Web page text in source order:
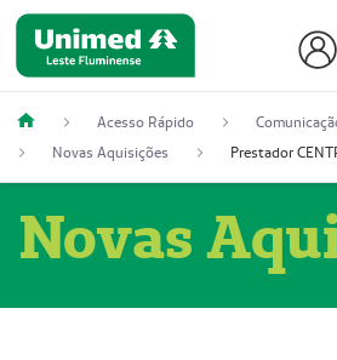
Acesso Rápido
Novas Aquisições
Novas